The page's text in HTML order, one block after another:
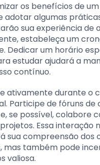
os benefícios de
adotar algumas
sua experiência de
estabeleça um
Dedicar um horário
estudar ajudará a
contínuo.
ativamente durante o
Participe de fóruns de
se possível, colabore
Essa interação
sua compreensão dos
mas também pode
valiosa.